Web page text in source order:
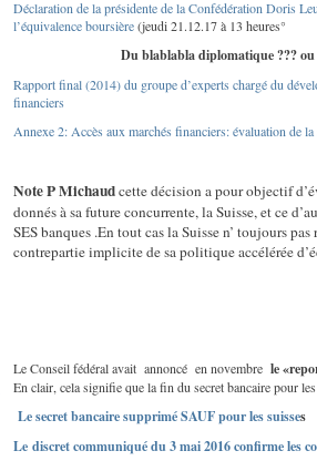
Déclaration de la présidente de la Confédération Doris
l’équivalence boursière(jeudi 21.12.17 à 13 heures°
Du blablabla diplomatique ???
Rapport final (2014) du groupe d’experts chargé du
financiers
Annexe 2: Accès aux marchés financiers: évaluation de
Note P Michaudcette décision a pour objectif
donnés à sa future concurrente, la Suisse, et ce
SES banques .En tout cas la Suisse n’ toujours
contrepartie implicite de sa politique accélérée
Le Conseil fédéral avait annoncé en novembre le
En clair, cela signifie que la fin du secret bancaire pour
Le secret bancaire supprimé SAUF pour les suisses
Le discret communiqué du 3 mai 2016 confirme les